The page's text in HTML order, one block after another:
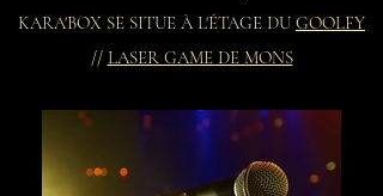
KARA'BOX SE SITUE À L'ÉTAGE DU GOOLFY
// LASER GAME DE MONS